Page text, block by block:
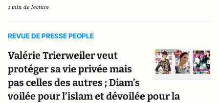
1 min de lecture
REVUE DE PRESSE PEOPLE
Valérie Trierweiler veut
protéger sa vie privée mais
pas celles des autres ; Diam’s
voilée pour l’islam et dévoilée pour la